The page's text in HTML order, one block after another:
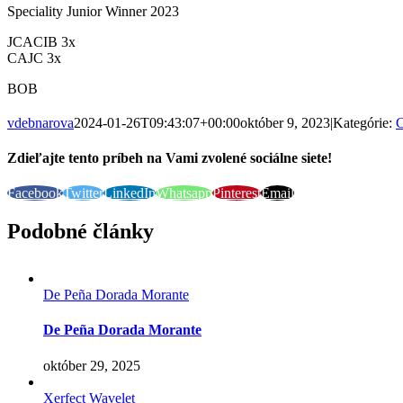
Speciality Junior Winner 2023
JCACIB 3x
CAJC 3x
BOB
vdebnarova2024-01-26T09:43:07+00:00október 9, 2023|Kategórie:
Zdieľajte tento príbeh na Vami zvolené sociálne siete!
FacebookTwitterLinkedInWhatsappPinterestEmail
Podobné články
De Peña Dorada Morante
De Peña Dorada Morante
október 29, 2025
Xerfect Wavelet